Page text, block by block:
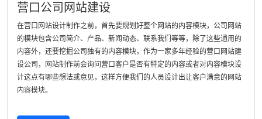
营口公司网站建设
在营口网站设计制作之前，首先要规划好整个网站的内容模块，公司网站
的模块包含公司简介、产品、新闻动态、联系我们等等，除了这些通用的
内容外，还要挖掘公司独有的内容模块，作为一家多年经验的营口网站建
设公司，网站制作前会询问营口客户是否有特定的内容或者对内容模块设
计这点有哪些想法或意见，这样方便我们的人员设计出让客户满意的网站
内容模块。